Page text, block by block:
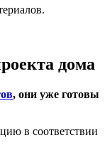
дома
, они уже готовы
в соответствии